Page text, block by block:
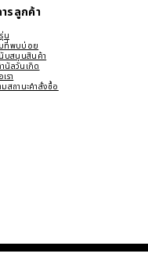
รลูกค้า
น
มที่พบบ่อย
บสนุนสินค้า
นัลวันเกิด
รา
สถานะคำสั่งซื้อ